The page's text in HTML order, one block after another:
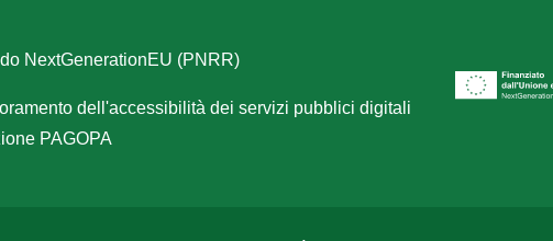
NextGenerationEU (PNRR)
dell'accessibilità dei servizi pubblici digitali
PAGOPA